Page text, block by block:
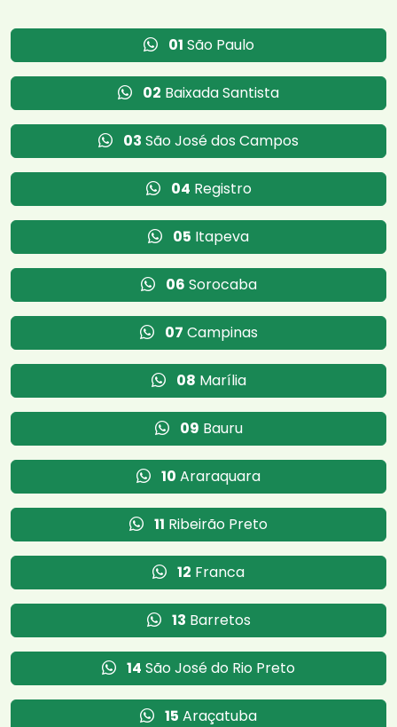
01 São Paulo
02 Baixada Santista
03 São José dos Campos
04 Registro
05 Itapeva
06 Sorocaba
07 Campinas
08 Marília
09 Bauru
10 Araraquara
11 Ribeirão Preto
12 Franca
13 Barretos
14 São José do Rio Preto
15 Araçatuba